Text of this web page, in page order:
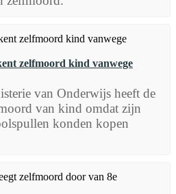
zelfmoord kind vanwege
van Onderwijs heeft de
van kind omdat zijn
konden kopen